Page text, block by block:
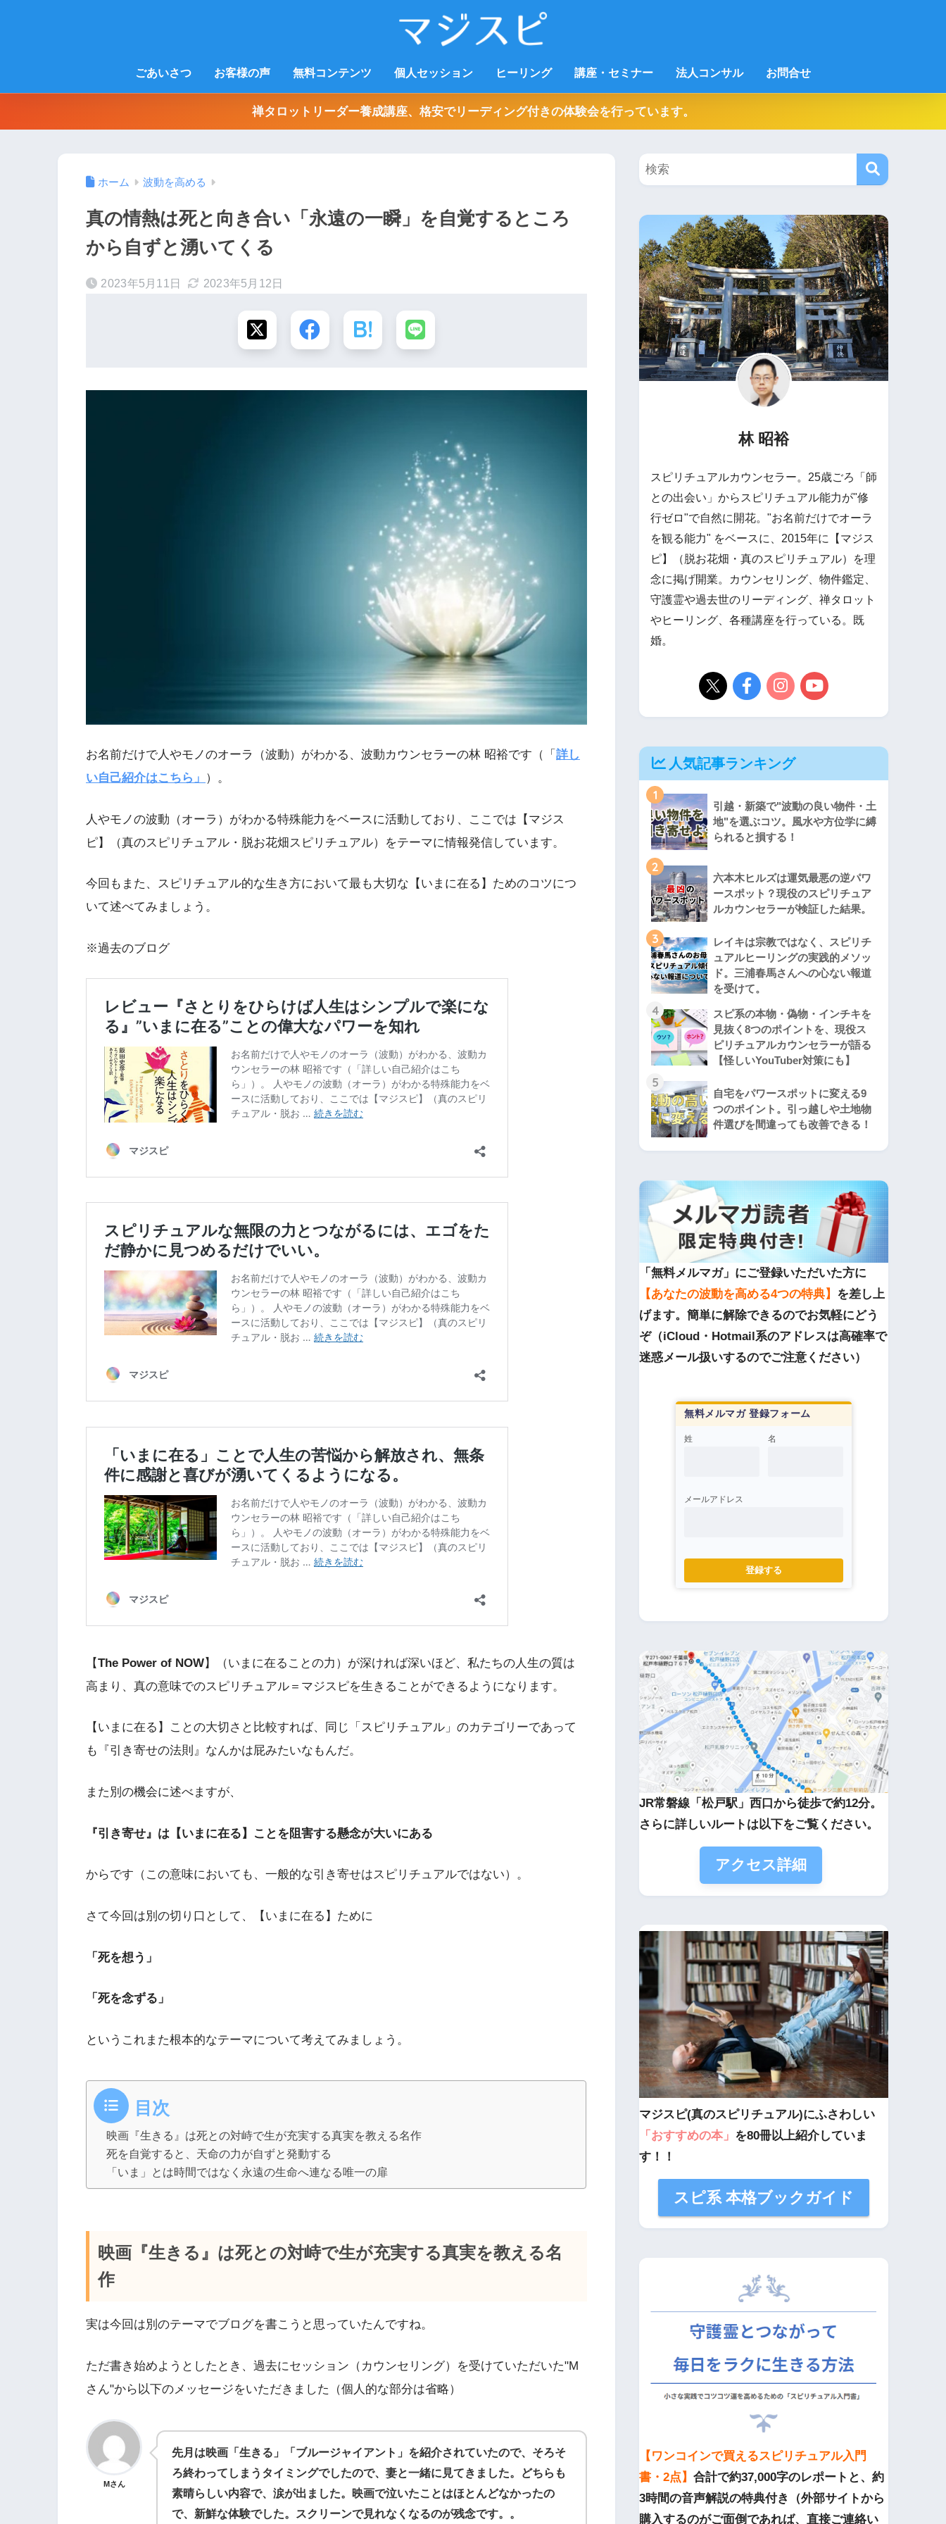
ごあいさつ お客様の声 無料コンテンツ 個人セッション ヒーリング 講座・セミナー 法人コンサル お問合せ
禅タロットリーダー養成講座、格安でリーディング付きの体験会を行っています。
ホーム 波動を高める
真の情熱は死と向き合い「永遠の一瞬」を自覚するところ
から自ずと湧いてくる
2023年5月11日 2023年5月12日
お名前だけで人やモノのオーラ（波動）がわかる、波動カウンセラーの林 昭裕です（「 詳し
い自己紹介はこちら」 ）。
人やモノの波動（オーラ）がわかる特殊能力をベースに活動しており、ここでは【マジス
ピ】（真のスピリチュアル・脱お花畑スピリチュアル）をテーマに情報発信しています。
今回もまた、スピリチュアル的な生き方において最も大切な【いまに在る】ためのコツにつ
いて述べてみましょう。
※過去のブログ
【The Power of NOW】（いまに在ることの力）が深ければ深いほど、私たちの人生の質は
高まり、真の意味でのスピリチュアル＝マジスピを生きることができるようになります。
【いまに在る】ことの大切さと比較すれば、同じ「スピリチュアル」のカテゴリーであって
も『引き寄せの法則』なんかは屁みたいなもんだ。
また別の機会に述べますが、
『引き寄せ』は【いまに在る】ことを阻害する懸念が大いにある
からです（この意味においても、一般的な引き寄せはスピリチュアルではない）。
さて今回は別の切り口として、【いまに在る】ために
「死を想う」
「死を念ずる」
というこれまた根本的なテーマについて考えてみましょう。
目次
映画『生きる』は死との対峙で生が充実する真実を教える名作
死を自覚すると、天命の力が自ずと発動する
「いま」とは時間ではなく永遠の生命へ連なる唯一の扉
映画『生きる』は死との対峙で生が充実する真実を教える名
作
実は今回は別のテーマでブログを書こうと思っていたんですね。
ただ書き始めようとしたとき、過去にセッション（カウンセリング）を受けていただいた"M
さん"から以下のメッセージをいただきました（個人的な部分は省略）
Mさん
先月は映画「生きる」「ブルージャイアント」を紹介されていたので、そろそ
ろ終わってしまうタイミングでしたので、妻と一緒に見てきました。どちらも
素晴らしい内容で、涙が出ました。映画で泣いたことはほとんどなかったの
で、新鮮な体験でした。スクリーンで見れなくなるのが残念です。。
林 昭裕
スピリチュアルカウンセラー。25歳ごろ「師
との出会い」からスピリチュアル能力が"修
行ゼロ"で自然に開花。"お名前だけでオーラ
を観る能力" をベースに、2015年に【マジス
ピ】（脱お花畑・真のスピリチュアル）を理
念に掲げ開業。カウンセリング、物件鑑定、
守護霊や過去世のリーディング、禅タロット
やヒーリング、各種講座を行っている。既
婚。
人気記事ランキング
1
引越・新築で"波動の良い物件・土
地"を選ぶコツ。風水や方位学に縛
られると損する！
2
六本木ヒルズは運気最悪の逆パワ
ースポット？現役のスピリチュア
ルカウンセラーが検証した結果。
3
レイキは宗教ではなく、スピリチ
ュアルヒーリングの実践的メソッ
ド。三浦春馬さんへの心ない報道
を受けて。
4
スピ系の本物・偽物・インチキを
見抜く8つのポイントを、現役ス
ピリチュアルカウンセラーが語る
【怪しいYouTuber対策にも】
5
自宅をパワースポットに変える9
つのポイント。引っ越しや土地物
件選びを間違っても改善できる！
「無料メルマガ」にご登録いただいた方に
【あなたの波動を高める4つの特典】 を差し上
げます。簡単に解除できるのでお気軽にどう
ぞ（iCloud・Hotmail系のアドレスは高確率で
迷惑メール扱いするのでご注意ください）
無料メルマガ 登録フォーム
姓 名
メールアドレス
登録する
JR常磐線「松戸駅」西口から徒歩で約12分。
さらに詳しいルートは以下をご覧ください。
アクセス詳細
マジスピ(真のスピリチュアル)にふさわしい
「おすすめの本」 を80冊以上紹介していま
す！！
スピ系 本格ブックガイド
【ワンコインで買えるスピリチュアル入門
書・2点】 合計で約37,000字のレポートと、約
3時間の音声解説の特典付き（外部サイトから
購入するのがご面倒であれば、直接ご連絡い